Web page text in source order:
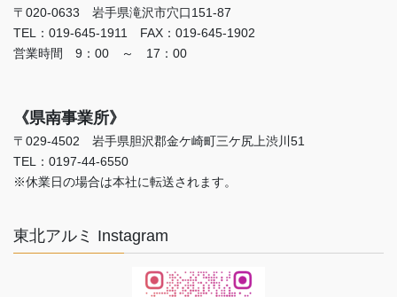
〒020-0633 岩手県滝沢市穴口151-87
TEL：019-645-1911 FAX：019-645-1902
営業時間 9：00 ～ 17：00
《県南事業所》
〒029-4502 岩手県胆沢郡金ケ崎町三ケ尻上渋川51
TEL：0197-44-6550
※休業日の場合は本社に転送されます。
東北アルミ Instagram